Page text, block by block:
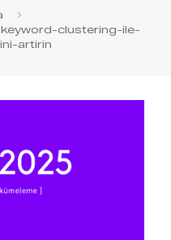
clustering-ile-
artirin